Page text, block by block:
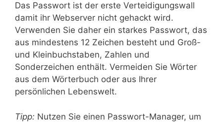
Das Passwort ist der erste Verteidigungswall
damit ihr Webserver nicht gehackt wird.
Verwenden Sie daher ein starkes Passwort, das
aus mindestens 12 Zeichen besteht und Groß-
und Kleinbuchstaben, Zahlen und
Sonderzeichen enthält. Vermeiden Sie Wörter
aus dem Wörterbuch oder aus Ihrer
persönlichen Lebenswelt.
Tipp: Nutzen Sie einen Passwort-Manager, um